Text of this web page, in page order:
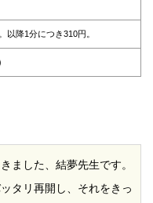
以降1分につき310円。
ました、結夢先生です。
タリ再開し、それをきっ